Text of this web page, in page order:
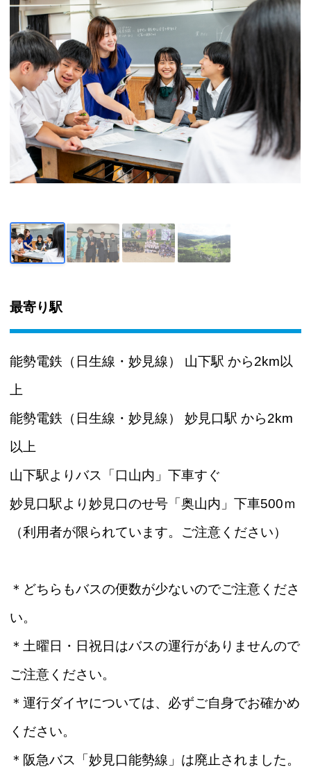
最寄り駅
能勢電鉄（日生線・妙見線） 山下駅 から2km以
上
能勢電鉄（日生線・妙見線） 妙見口駅 から2km
以上
山下駅よりバス「口山内」下車すぐ
妙見口駅より妙見口のせ号「奥山内」下車500ｍ
（利用者が限られています。ご注意ください）
＊どちらもバスの便数が少ないのでご注意くださ
い。
＊土曜日・日祝日はバスの運行がありませんので
ご注意ください。
＊運行ダイヤについては、必ずご自身でお確かめ
ください。
＊阪急バス「妙見口能勢線」は廃止されました。